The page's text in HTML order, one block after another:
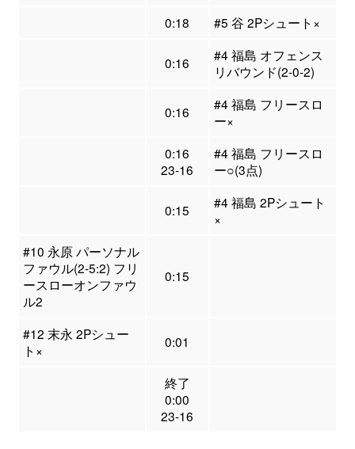
0:18
#5 谷 2Pシュート×
0:16
#4 福島 オフェンス
リバウンド(2-0-2)
0:16
#4 福島 フリースロ
ー×
0:16
23-16
#4 福島 フリースロ
ー○(3点)
0:15
#4 福島 2Pシュート
×
#10 永原 パーソナル
ファウル(2-5:2) フリ
ースローオンファウ
ル2
0:15
#12 末永 2Pシュー
ト×
0:01
終了
0:00
23-16